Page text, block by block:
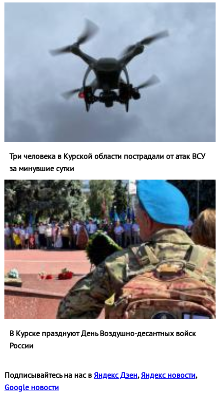
Три человека в Курской области пострадали от атак ВСУ
за минувшие сутки
В Курске празднуют День Воздушно-десантных войск
России
Подписывайтесь на нас в Яндекс Дзен, Яндекс новости,
Google новости